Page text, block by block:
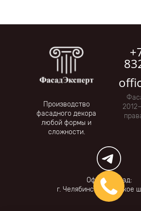
Производство
фасадного декора
любой формы и
сложности.
Офис и склад:
г. Челябинск Копейское